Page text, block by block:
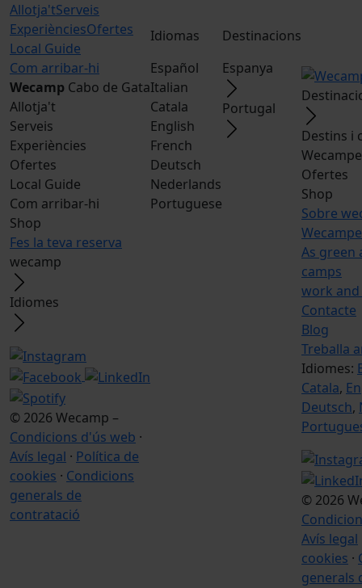
Allotja'tServeis
ExperiènciesOfertes
Local Guide
Com arribar-hi
Wecamp Cabo de Gata
Allotja't
Serveis
Experiències
Ofertes
Local Guide
Com arribar-hi
Shop
Fes la teva reserva
wecamp
Idiomes
© 2026 Wecamp –
Condicions d'ús web ·
Avís legal · Política de
cookies · Condicions
generals de
contratació
Idiomas
Español
Italian
Catala
English
French
Deutsch
Nederlands
Portuguese
Destinacions
Espanya
Portugal
Destins i
Ofertes
Shop
Sobre
As green
camps
work
Contacte
Blog
Treballa
Idiomes:
Catala,
Deutsch,
© 2026
Avís legal
cookies ·
generals